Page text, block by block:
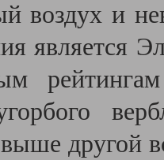
воздух и
является
другой